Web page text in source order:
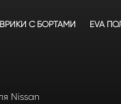
C БОРТАМИ EVA
Nissan